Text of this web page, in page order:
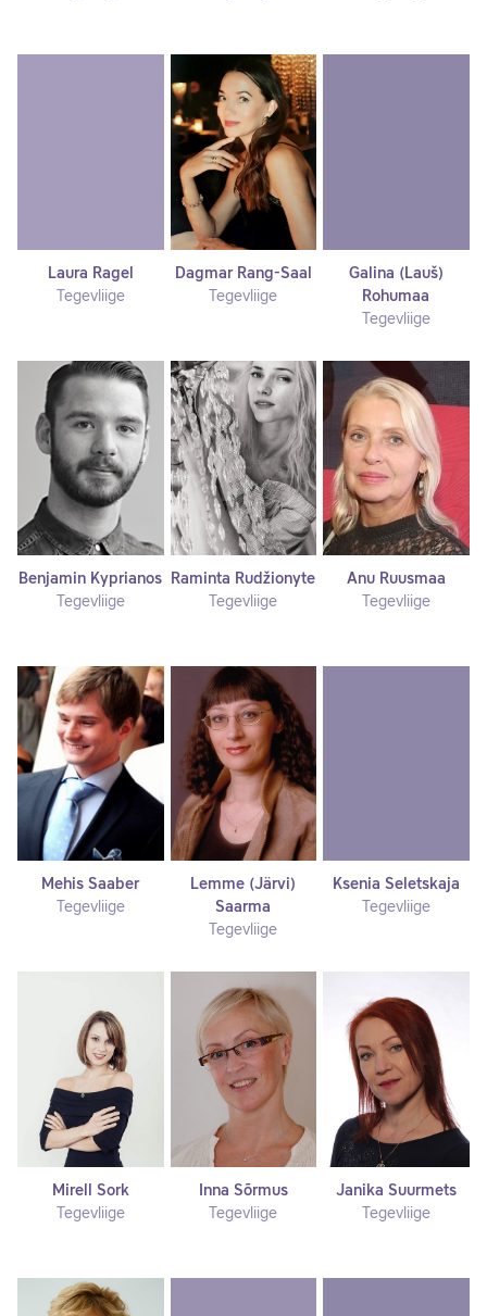
Laura Ragel
Tegevliige
Dagmar Rang-Saal
Tegevliige
Galina (Lauš)
Rohumaa
Tegevliige
Benjamin Kyprianos
Tegevliige
Raminta Rudžionyte
Tegevliige
Anu Ruusmaa
Tegevliige
Mehis Saaber
Tegevliige
Lemme (Järvi)
Saarma
Tegevliige
Ksenia Seletskaja
Tegevliige
Mirell Sork
Tegevliige
Inna Sõrmus
Tegevliige
Janika Suurmets
Tegevliige